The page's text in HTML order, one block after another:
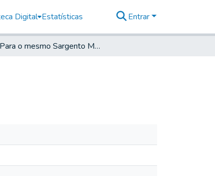
Digital Estatísticas Entrar
Para o mesmo Sargento Mor